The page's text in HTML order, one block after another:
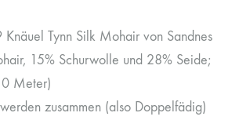
Tynn Silk Mohair von Sandnes
15% Schurwolle und 28% Seide;
Meter)
zusammen (also Doppelfädig)